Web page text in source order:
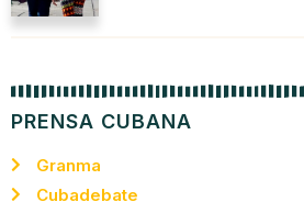
PRENSA CUBANA
Granma
Cubadebate